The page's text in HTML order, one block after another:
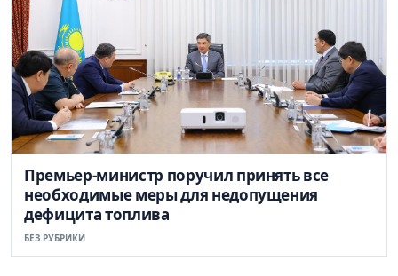
Премьер-министр поручил принять все
необходимые меры для недопущения
дефицита топлива
БЕЗ РУБРИКИ